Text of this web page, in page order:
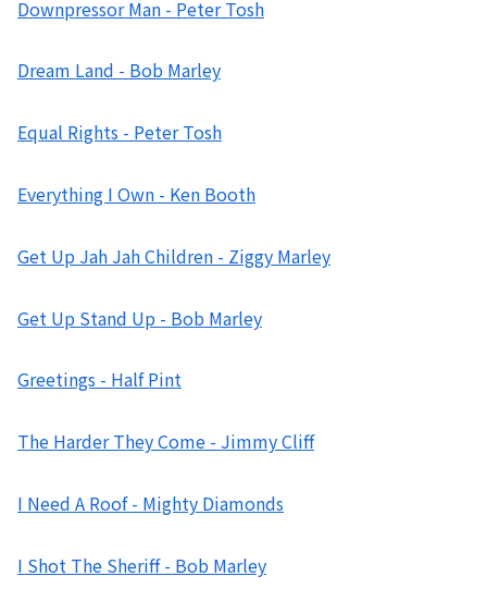
Downpressor Man - Peter Tosh
Dream Land - Bob Marley
Equal Rights - Peter Tosh
Everything I Own - Ken Booth
Get Up Jah Jah Children - Ziggy Marley
Get Up Stand Up - Bob Marley
Greetings - Half Pint
The Harder They Come - Jimmy Cliff
I Need A Roof - Mighty Diamonds
I Shot The Sheriff - Bob Marley